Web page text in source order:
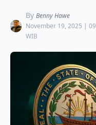
By Benny Hawe
November 19, 2025 |
WIB